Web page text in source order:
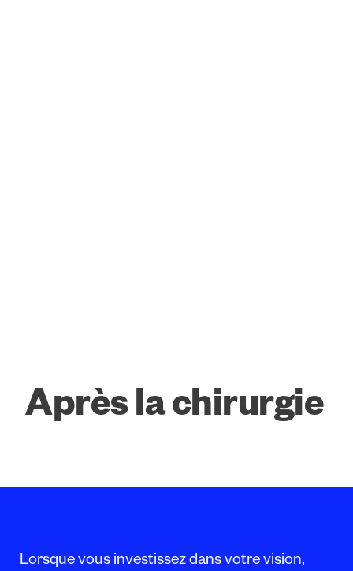
Après la chirurgie
Lorsque vous investissez dans votre vision,